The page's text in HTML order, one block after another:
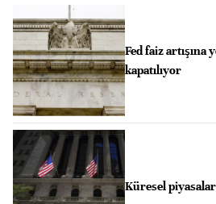
Fed faiz
kapatılıyor
Küresel